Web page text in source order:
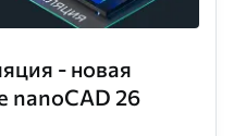
- новая
nanoCAD 26